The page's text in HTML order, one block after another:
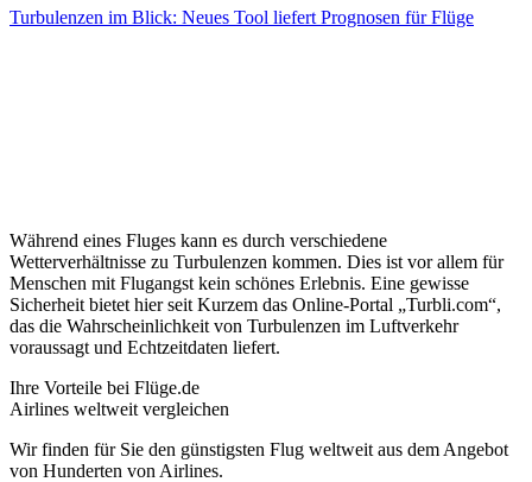
Turbulenzen im Blick: Neues Tool liefert Prognosen für Flüge
Während eines Fluges kann es durch verschiedene
Wetterverhältnisse zu Turbulenzen kommen. Dies ist vor allem für
Menschen mit Flugangst kein schönes Erlebnis. Eine gewisse
Sicherheit bietet hier seit Kurzem das Online-Portal „Turbli.com“,
das die Wahrscheinlichkeit von Turbulenzen im Luftverkehr
voraussagt und Echtzeitdaten liefert.
Ihre Vorteile bei Flüge.de
Airlines weltweit vergleichen
Wir finden für Sie den günstigsten Flug weltweit aus dem Angebot
von Hunderten von Airlines.